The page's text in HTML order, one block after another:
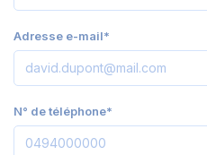
Adresse e-mail*
N° de téléphone*